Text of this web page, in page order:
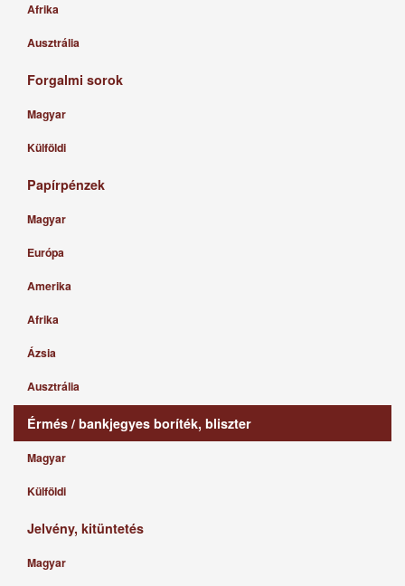
Afrika
Ausztrália
Forgalmi sorok
Magyar
Külföldi
Papírpénzek
Magyar
Európa
Amerika
Afrika
Ázsia
Ausztrália
Érmés / bankjegyes boríték, bliszter
Magyar
Külföldi
Jelvény, kitüntetés
Magyar